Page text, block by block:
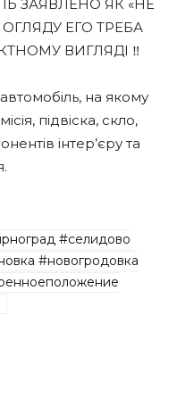
ЗАЯВЛЕНО ЯК «НЕ
ЕГО ТРЕБА
ВИГЛЯДІ ‼️
на якому
підвіска, скло,
інтер’єру та
#селидово
#новогродовка